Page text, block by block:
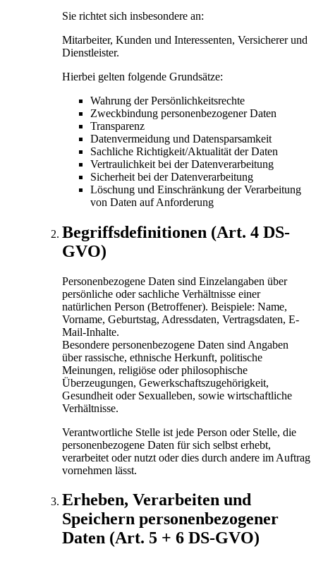
Sie richtet sich insbesondere an:
Mitarbeiter, Kunden und Interessenten, Versicherer und
Dienstleister.
Hierbei gelten folgende Grundsätze:
Wahrung der Persönlichkeitsrechte
Zweckbindung personenbezogener Daten
Transparenz
Datenvermeidung und Datensparsamkeit
Sachliche Richtigkeit/Aktualität der Daten
Vertraulichkeit bei der Datenverarbeitung
Sicherheit bei der Datenverarbeitung
Löschung und Einschränkung der Verarbeitung
von Daten auf Anforderung
Begriffsdefinitionen (Art. 4 DS-
GVO)
Personenbezogene Daten sind Einzelangaben über
persönliche oder sachliche Verhältnisse einer
natürlichen Person (Betroffener). Beispiele: Name,
Vorname, Geburtstag, Adressdaten, Vertragsdaten, E-
Mail-Inhalte.
Besondere personenbezogene Daten sind Angaben
über rassische, ethnische Herkunft, politische
Meinungen, religiöse oder philosophische
Überzeugungen, Gewerkschaftszugehörigkeit,
Gesundheit oder Sexualleben, sowie wirtschaftliche
Verhältnisse.
Verantwortliche Stelle ist jede Person oder Stelle, die
personenbezogene Daten für sich selbst erhebt,
verarbeitet oder nutzt oder dies durch andere im Auftrag
vornehmen lässt.
Erheben, Verarbeiten und
Speichern personenbezogener
Daten (Art. 5 + 6 DS-GVO)